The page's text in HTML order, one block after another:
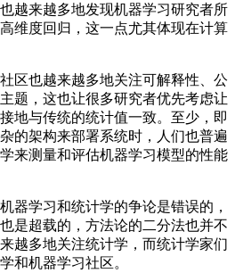
越来越多地发现机器学习研究者所
维度回归，这一点尤其体现在计算
也越来越多地关注可解释性、公
题，这也让很多研究者优先考虑让
地与传统的统计值一致。至少，即
的架构来部署系统时，人们也普遍
来测量和评估机器学习模型的性能
学习和统计学的争论是错误的，
是超载的，方法论的二分法也并不
越多地关注统计学，而统计学家们
和机器学习社区。